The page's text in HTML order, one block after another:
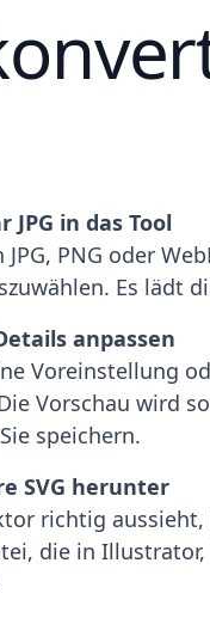
JPG in das Tool
JPG, PNG oder
Es lädt
anpassen
Voreinstellung
Vorschau wird
speichern.
SVG herunter
richtig
die in